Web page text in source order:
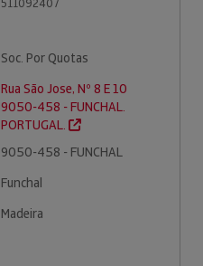
511092407
Soc. Por Quotas
Rua São Jose, Nº 8 E 10
9050-458 - FUNCHAL.
PORTUGAL.
9050-458 - FUNCHAL
Funchal
Madeira